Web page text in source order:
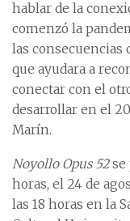
hablar de la
comenzó la
las consecuencias
que ayudara a
conectar con el
desarrollar en el
Marín.
Noyollo Opus 52se
horas, el 24 de
las 18 horas en la